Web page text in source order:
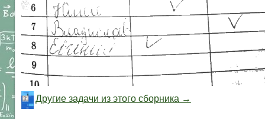
Другие задачи из этого сборника →